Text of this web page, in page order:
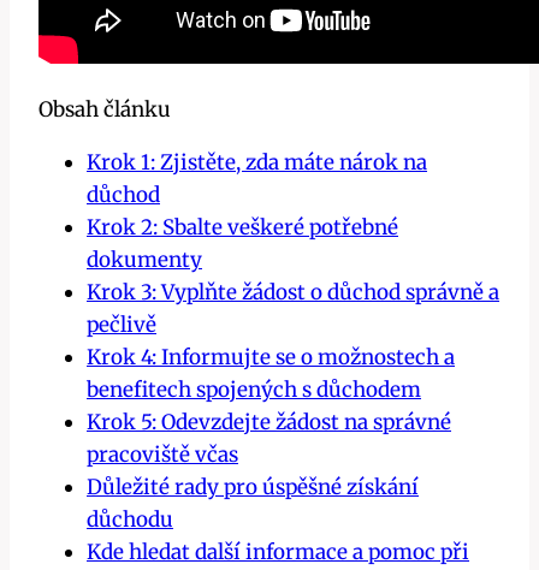
Obsah článku
Krok 1: Zjistěte, zda máte nárok na
důchod
Krok 2: Sbalte veškeré potřebné
dokumenty
Krok 3: Vyplňte žádost o důchod správně a
pečlivě
Krok 4: Informujte se o možnostech a
benefitech spojených s důchodem
Krok 5: Odevzdejte žádost na správné
pracoviště včas
Důležité rady pro úspěšné získání
důchodu
Kde hledat další informace a pomoc při